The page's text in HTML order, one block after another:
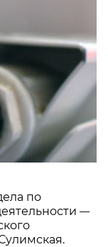
по
—